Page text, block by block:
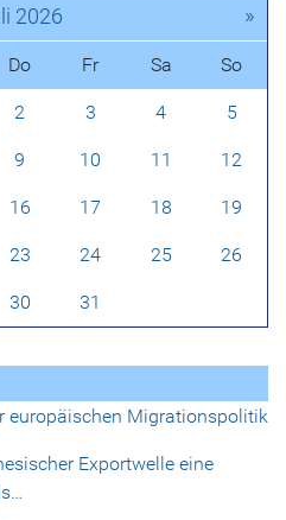
2026 »
Do Fr Sa So
2 3 4 5
9 10 11 12
16 17 18 19
23 24 25 26
30 31
europäischen Migrationspolitik
Exportwelle eine